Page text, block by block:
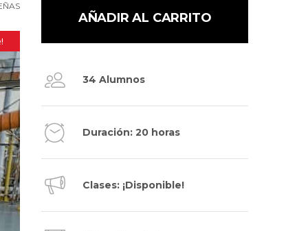
AÑADIR AL CARRITO
34 Alumnos
Duración: 20 horas
Clases: ¡Disponible!